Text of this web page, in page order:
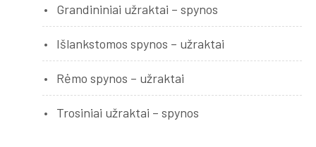
Grandininiai užraktai – spynos
Išlankstomos spynos – užraktai
Rėmo spynos – užraktai
Trosiniai užraktai – spynos